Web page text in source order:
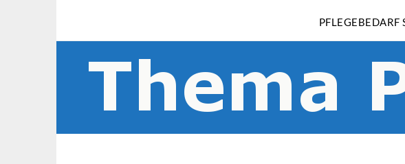
PFLEGEBEDARF